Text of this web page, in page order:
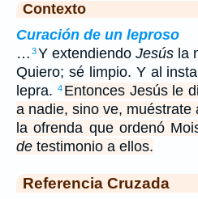
Contexto
Curación de un leproso
… 3Y extendiendo Jesús la
Quiero; sé limpio. Y al
lepra.
4 Entonces Jesús le
a nadie, sino ve, muéstrate
la ofrenda que ordenó
de testimonio a ellos.
Referencia Cruzada